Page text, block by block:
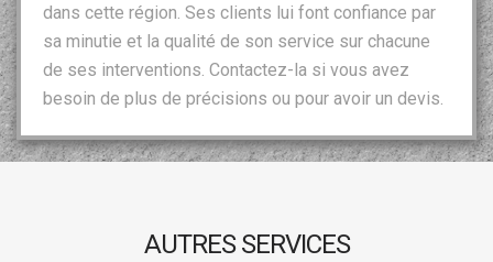
dans cette région. Ses clients lui font confiance par
sa minutie et la qualité de son service sur chacune
de ses interventions. Contactez-la si vous avez
besoin de plus de précisions ou pour avoir un devis.
AUTRES SERVICES